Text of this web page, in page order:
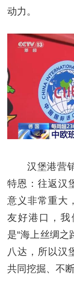
动力。
汉堡港营销
特恩：往返汉
意义非常重大
友好港口，
是“海上丝绸之
八达，所以汉
共同挖掘、不